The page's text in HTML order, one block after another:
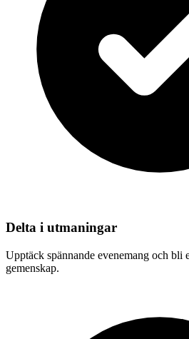
Delta i utmaningar
Upptäck spännande evenemang och bli
gemenskap.